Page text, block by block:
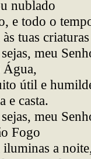
nublado
e todo o
tuas
meu
Água,
útil e
e casta.
meu
Fogo
iluminas a